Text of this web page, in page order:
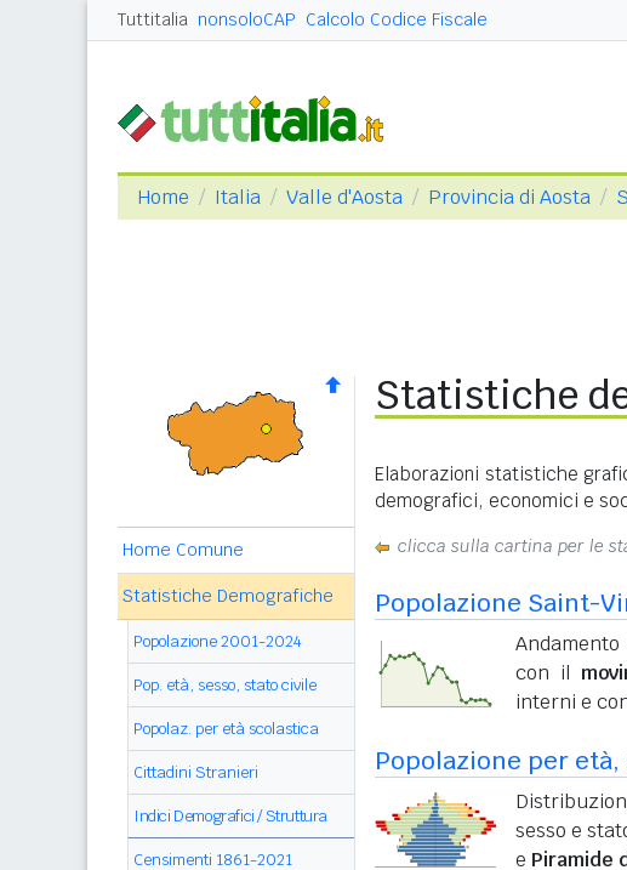
Tuttitalia nonsoloCAP Calcolo Codice Fiscale
Home Italia Valle d'Aosta Provincia di Aosta
Home Comune
Statistiche Demografiche
Popolazione 2001-2024
Pop. età, sesso, stato civile
Popolaz. per età scolastica
Cittadini Stranieri
Indici Demografici / Struttura
Censimenti 1861-2021
Statistiche
Elaborazioni statistiche
demografici, economici e
clicca sulla cartina per le
Popolazione Saint-
con il
interni e
Popolazione per
sesso e
e Piramide